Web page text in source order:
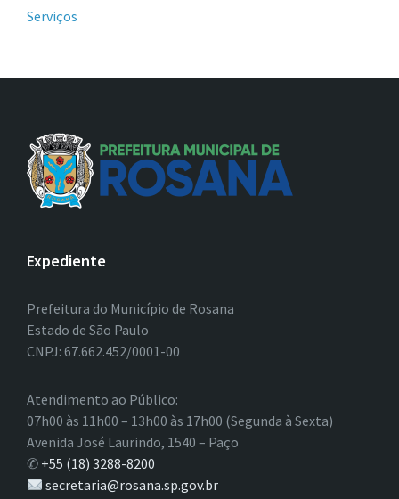
Serviços
Expediente
Prefeitura do Município de Rosana
Estado de São Paulo
CNPJ: 67.662.452/0001-00
Atendimento ao Público:
07h00 às 11h00 – 13h00 às 17h00 (Segunda à Sexta)
Avenida José Laurindo, 1540 – Paço
✆ +55 (18) 3288-8200
secretaria@rosana.sp.gov.br